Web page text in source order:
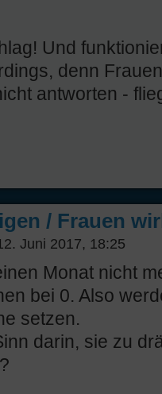
Und
denn
antworten -
/ Frauen
Juni 2017, 18:25
Monat nicht
bei 0. Also
setzen.
darin, sie zu